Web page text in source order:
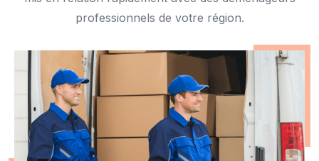
professionnels de votre région.